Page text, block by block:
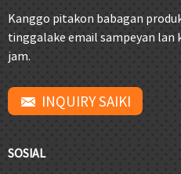
Kanggo pitakon babagan
tinggalake email sampeyan lan
jam.
INQUIRY SAIKI
SOSIAL